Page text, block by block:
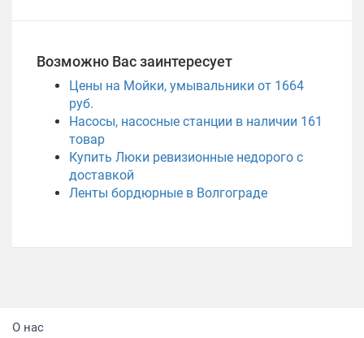
Возможно Вас заинтересует
Цены на Мойки, умывальники от 1664
руб.
Насосы, насосные станции в наличии 161
товар
Купить Люки ревизионные недорого с
доставкой
Ленты бордюрные в Волгограде
О нас